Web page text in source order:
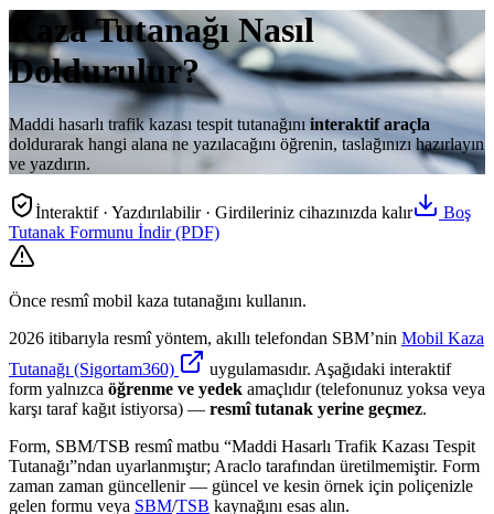
Kaza Tutanağı Nasıl
Doldurulur?
Maddi hasarlı trafik kazası tespit tutanağını interaktif araçla
doldurarak hangi alana ne yazılacağını öğrenin, taslağınızı hazırlayın
ve yazdırın.
İnteraktif · Yazdırılabilir · Girdileriniz cihazınızda kalır
Boş
Tutanak Formunu İndir (PDF)
Önce resmî mobil kaza tutanağını kullanın.
2026 itibarıyla resmî yöntem, akıllı telefondan SBM’nin Mobil Kaza
Tutanağı (Sigortam360)
uygulamasıdır. Aşağıdaki interaktif
form yalnızca öğrenme ve yedek amaçlıdır (telefonunuz yoksa veya
karşı taraf kağıt istiyorsa) — resmî tutanak yerine geçmez.
Form, SBM/TSB resmî matbu “Maddi Hasarlı Trafik Kazası Tespit
Tutanağı”ndan uyarlanmıştır; Araclo tarafından üretilmemiştir. Form
zaman zaman güncellenir — güncel ve kesin örnek için poliçenizle
gelen formu veya SBM/TSB kaynağını esas alın.